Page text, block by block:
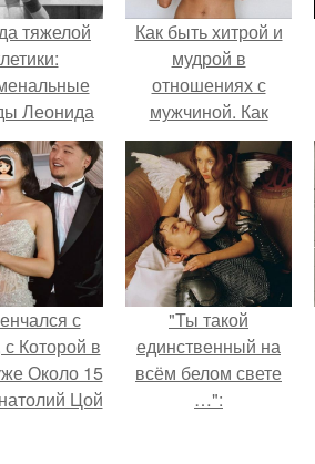
тяжелой
Леонида
Как быть хитрой и
мудрой в
отношениях с
мужчиной. Как
женщине не
потерять себя в
отношениях с
мужчиной.
с
Которой в
Около 15
Цой
"Ты такой
единственный на
всём белом свете
…":